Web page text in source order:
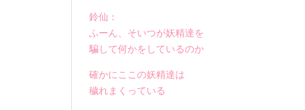
鈴仙：
ふーん、そいつが妖精達を
騙して何かをしているのか
確かにここの妖精達は
穢れまくっている